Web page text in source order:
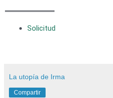
Solicitud
La utopía de Irma
Compartir